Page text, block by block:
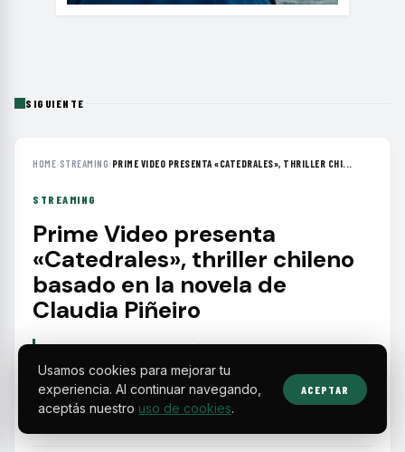
SIGUIENTE
HOME› STREAMING› PRIME VIDEO PRESENTA «CATEDRALES», THRILLER CHI...
STREAMING
Prime Video presenta
«Catedrales», thriller chileno
basado en la novela de
Claudia Piñeiro
Prime Video estrenará este año «Catedrales»,
una serie chilena que explora el impacto del
silencio y la fe en una familia marcada por un
asesinato sin resolver.
Usamos cookies para mejorar tu
experiencia. Al continuar navegando,
aceptás nuestro uso de cookies.
ACEPTAR